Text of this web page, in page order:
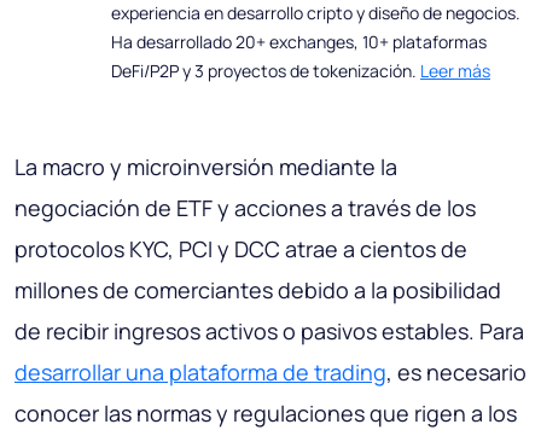
experiencia en desarrollo cripto y diseño de negocios.
Ha desarrollado 20+ exchanges, 10+ plataformas
DeFi/P2P y 3 proyectos de tokenización. Leer más
La macro y microinversión mediante la
negociación de ETF y acciones a través de los
protocolos KYC, PCI y DCC atrae a cientos de
millones de comerciantes debido a la posibilidad
de recibir ingresos activos o pasivos estables. Para
desarrollar una plataforma de trading, es necesario
conocer las normas y regulaciones que rigen a los